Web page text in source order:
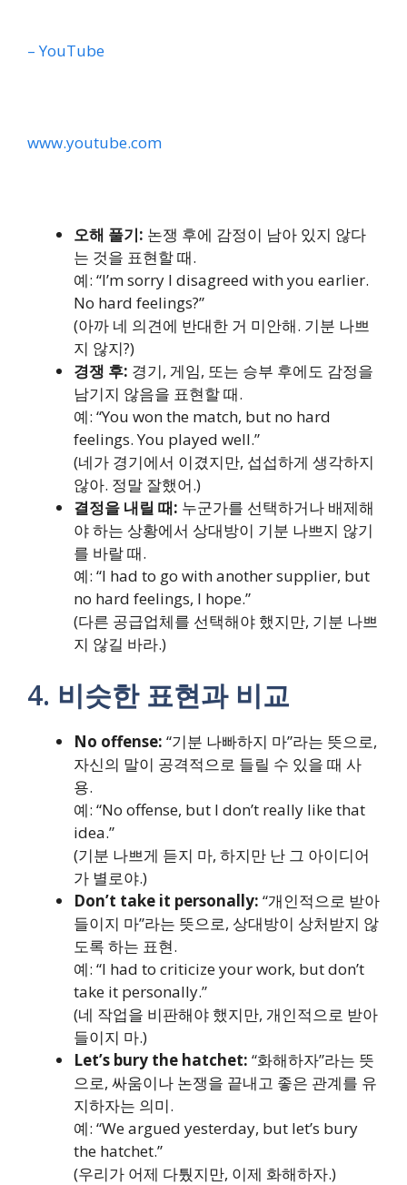
– YouTube
www.youtube.com
오해 풀기: 논쟁 후에 감정이 남아 있지 않다
는 것을 표현할 때.
예: “I’m sorry I disagreed with you earlier.
No hard feelings?”
(아까 네 의견에 반대한 거 미안해. 기분 나쁘
지 않지?)
경쟁 후: 경기, 게임, 또는 승부 후에도 감정을
남기지 않음을 표현할 때.
예: “You won the match, but no hard
feelings. You played well.”
(네가 경기에서 이겼지만, 섭섭하게 생각하지
않아. 정말 잘했어.)
결정을 내릴 때: 누군가를 선택하거나 배제해
야 하는 상황에서 상대방이 기분 나쁘지 않기
를 바랄 때.
예: “I had to go with another supplier, but
no hard feelings, I hope.”
(다른 공급업체를 선택해야 했지만, 기분 나쁘
지 않길 바라.)
4. 비슷한 표현과 비교
No offense: “기분 나빠하지 마”라는 뜻으로,
자신의 말이 공격적으로 들릴 수 있을 때 사
용.
예: “No offense, but I don’t really like that
idea.”
(기분 나쁘게 듣지 마, 하지만 난 그 아이디어
가 별로야.)
Don’t take it personally: “개인적으로 받아
들이지 마”라는 뜻으로, 상대방이 상처받지 않
도록 하는 표현.
예: “I had to criticize your work, but don’t
take it personally.”
(네 작업을 비판해야 했지만, 개인적으로 받아
들이지 마.)
Let’s bury the hatchet: “화해하자”라는 뜻
으로, 싸움이나 논쟁을 끝내고 좋은 관계를 유
지하자는 의미.
예: “We argued yesterday, but let’s bury
the hatchet.”
(우리가 어제 다퉜지만, 이제 화해하자.)